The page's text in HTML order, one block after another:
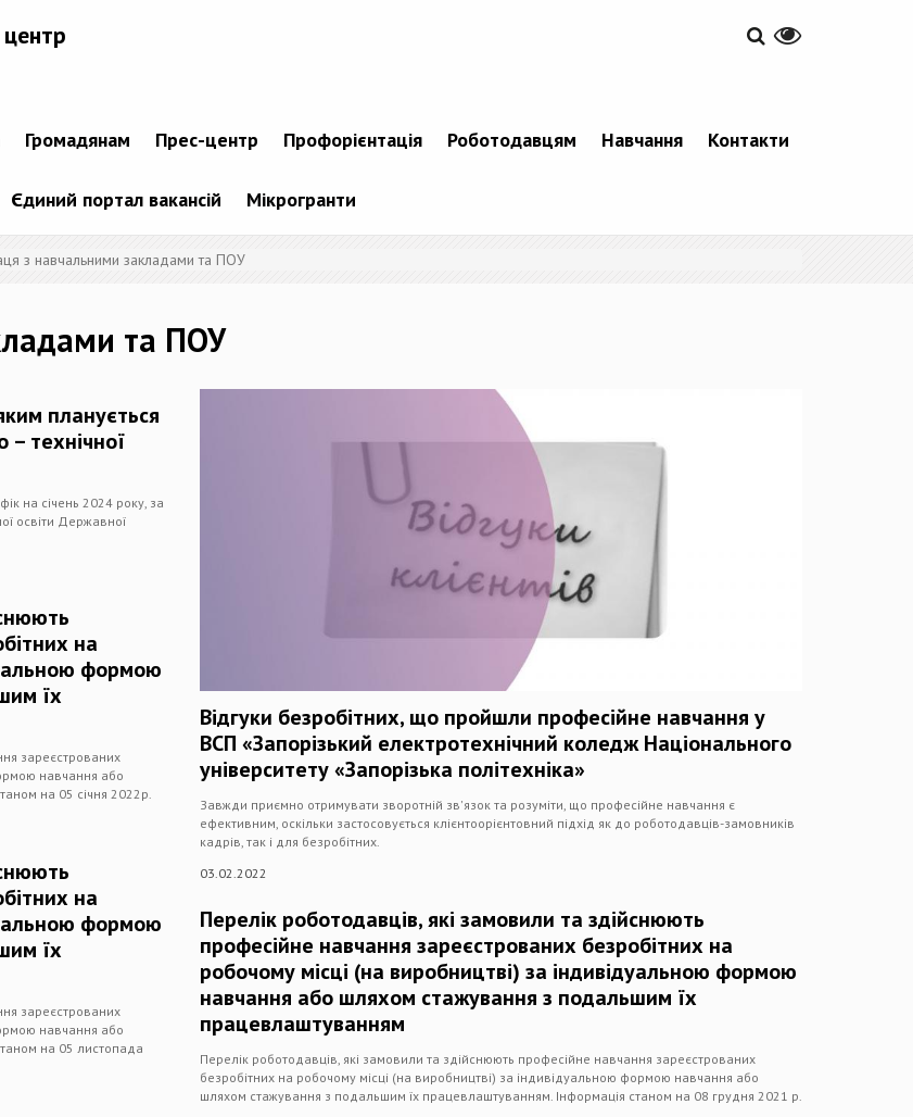
Громадянам Прес-центр Профорієнтація Роботодавцям Навчання Контакти
Єдиний портал вакансій Мікрогранти
з навчальними закладами та ПОУ
та ПОУ
планується
технічної
на січень 2024 року, за
освіти Державної
на
формою
їх
зареєстрованих
навчання або
на 05 січня 2022р.
на
формою
їх
зареєстрованих
навчання або
на 05 листопада
Відгуки безробітних, що пройшли професійне навчання у
ВСП «Запорізький електротехнічний коледж Національного
університету «Запорізька політехніка»
Завжди приємно отримувати зворотній зв'язок та розуміти, що професійне навчання є
ефективним, оскільки застосовується клієнтоорієнтовний підхід як до роботодавців-замовників
кадрів, так і для безробітних.
03.02.2022
Перелік роботодавців, які замовили та здійснюють
професійне навчання зареєстрованих безробітних на
робочому місці (на виробництві) за індивідуальною формою
навчання або шляхом стажування з подальшим їх
працевлаштуванням
Перелік роботодавців, які замовили та здійснюють професійне навчання зареєстрованих
безробітних на робочому місці (на виробництві) за індивідуальною формою навчання або
шляхом стажування з подальшим їх працевлаштуванням. Інформація станом на 08 грудня 2021 р.